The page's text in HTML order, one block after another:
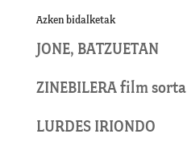
Azken bidalketak
JONE, BATZUETAN
ZINEBILERA film sorta
LURDES IRIONDO